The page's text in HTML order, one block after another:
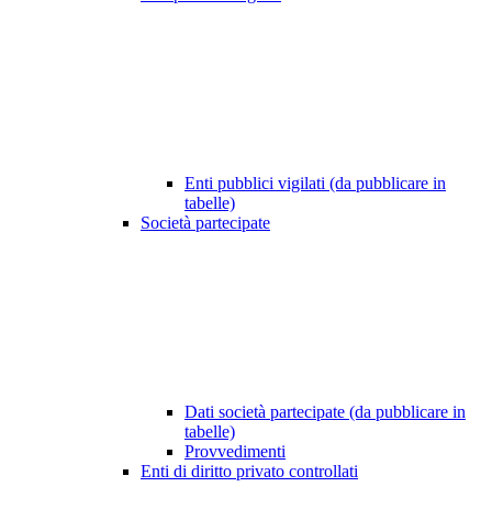
Enti pubblici vigilati (da pubblicare in
tabelle)
Società partecipate
Dati società partecipate (da pubblicare in
tabelle)
Provvedimenti
Enti di diritto privato controllati